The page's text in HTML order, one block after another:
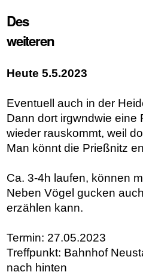
Des
weiteren
Heute 5.5.2023
Eventuell auch in der
Dann dort irgwndwie eine
wieder rauskommt, weil
Man könnt die Prießnitz
Ca. 3-4h laufen, können
Neben Vögel gucken
erzählen kann.
Termin: 27.05.2023
Treffpunkt: Bahnhof
nach hinten